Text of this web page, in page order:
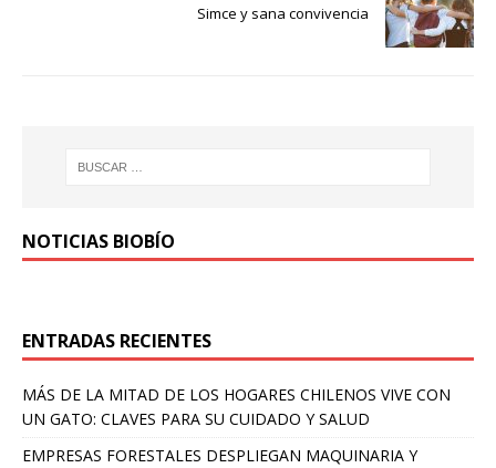
Simce y sana convivencia
NOTICIAS BIOBÍO
ENTRADAS RECIENTES
MÁS DE LA MITAD DE LOS HOGARES CHILENOS VIVE CON
UN GATO: CLAVES PARA SU CUIDADO Y SALUD
EMPRESAS FORESTALES DESPLIEGAN MAQUINARIA Y